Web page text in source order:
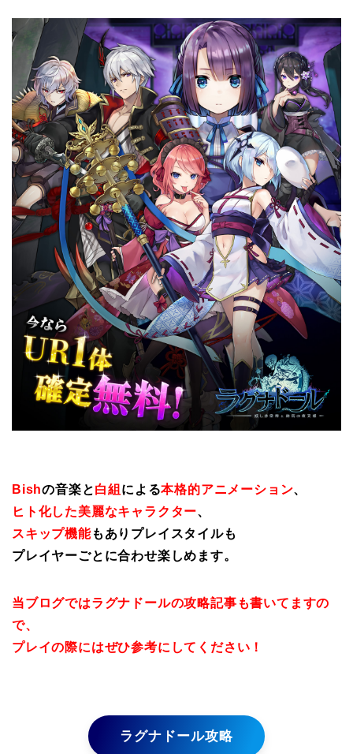
Bishの音楽と白組 による本格的アニメーション、
ヒト化した美麗なキャラクター、
スキップ機能もありプレイスタイルも
プレイヤーごとに合わせ楽しめます。
当ブログではラグナドールの攻略記事も書いてますの
で、
プレイの際にはぜひ参考にしてください！
ラグナドール攻略